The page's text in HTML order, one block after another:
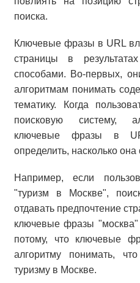
поиска.
Ключевые фразы в URL
страницы в
способами. Во-первых,
алгоритмам понимать
тематику. Когда
поисковую систему,
ключевые фразы в
определить, насколько она
Например, если
"туризм в Москве",
отдавать предпочтение
ключевые фразы
потому, что ключевые
алгоритму понимать,
туризму в Москве.